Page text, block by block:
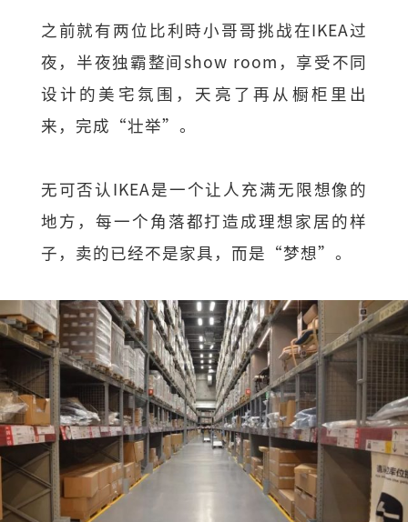
之前就有两位比利時小哥哥挑战在IKEA过
夜，半夜独霸整间show room，享受不同
设计的美宅氛围，天亮了再从橱柜里出
来，完成“壮举”。
无可否认IKEA是一个让人充满无限想像的
地方，每一个角落都打造成理想家居的样
子，卖的已经不是家具，而是“梦想”。